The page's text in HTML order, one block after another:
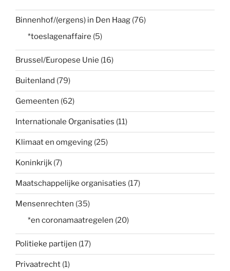
Binnenhof/(ergens) in Den Haag (76)
*toeslagenaffaire (5)
Brussel/Europese Unie (16)
Buitenland (79)
Gemeenten (62)
Internationale Organisaties (11)
Klimaat en omgeving (25)
Koninkrijk (7)
Maatschappelijke organisaties (17)
Mensenrechten (35)
*en coronamaatregelen (20)
Politieke partijen (17)
Privaatrecht (1)